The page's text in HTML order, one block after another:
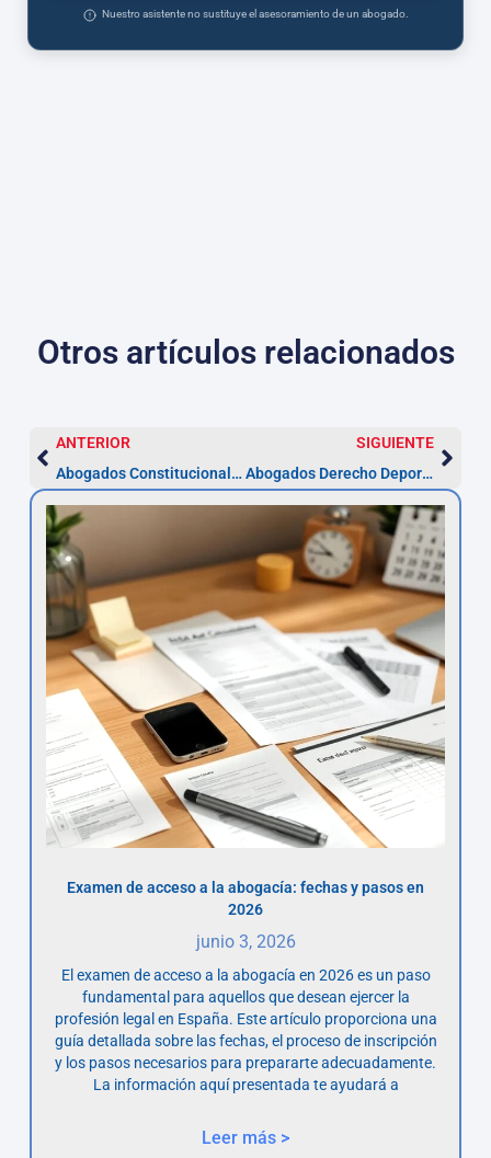
Nuestro asistente no sustituye el asesoramiento de un abogado.
Otros artículos relacionados
ANTERIOR
Abogados Constitucionalistas en Valladolid
SIGUIENTE
Abogados Derecho Deportivo en Valladolid
Examen de acceso a la abogacía: fechas y pasos en
2026
junio 3, 2026
El examen de acceso a la abogacía en 2026 es un paso
fundamental para aquellos que desean ejercer la
profesión legal en España. Este artículo proporciona una
guía detallada sobre las fechas, el proceso de inscripción
y los pasos necesarios para prepararte adecuadamente.
La información aquí presentada te ayudará a
Leer más >